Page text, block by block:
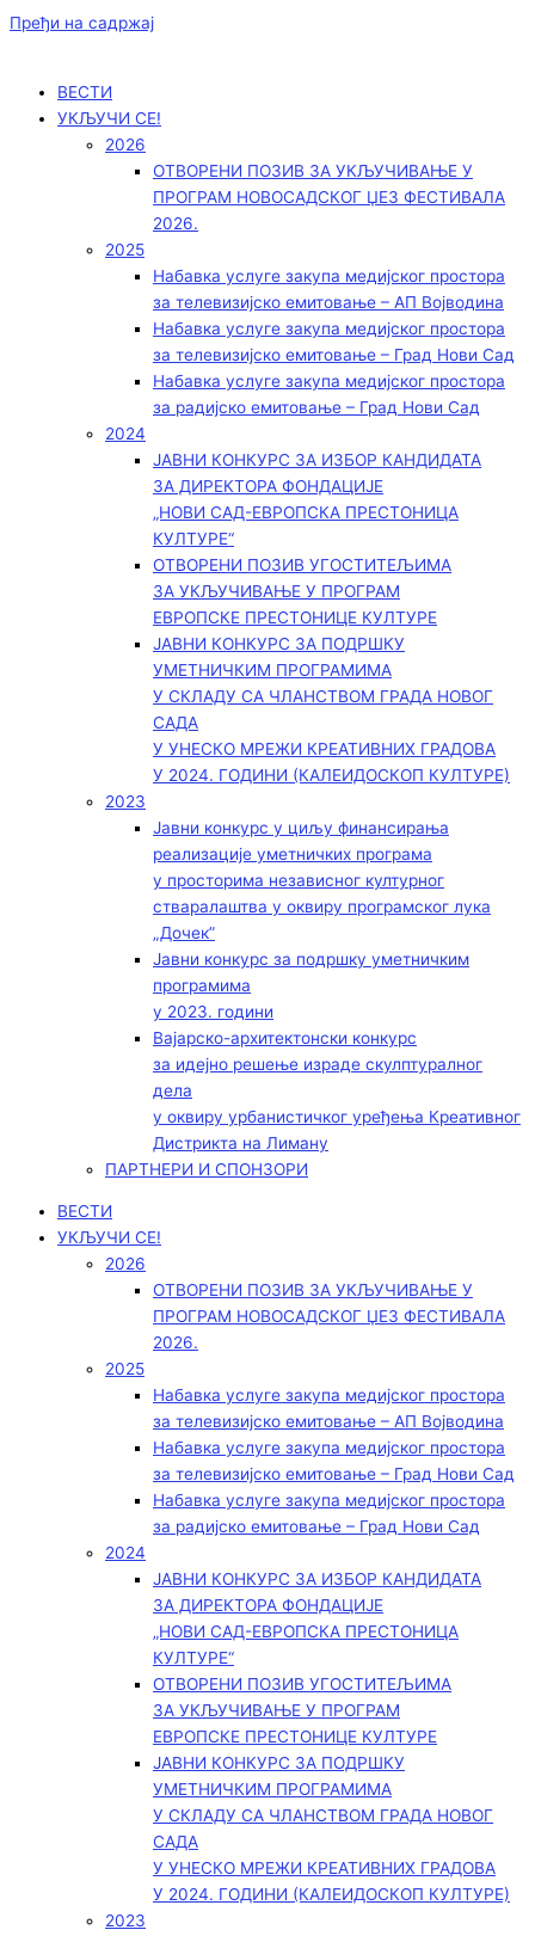
Пређи на садржај
ВЕСТИ
УКЉУЧИ СЕ!
2026
ОТВОРЕНИ ПОЗИВ ЗА УКЉУЧИВАЊЕ У
ПРОГРАМ НОВОСАДСКОГ ЏЕЗ ФЕСТИВАЛА
2026.
2025
Набавка услуге закупа медијског простора
за телевизијско емитовање – АП Војводинa
Набавка услуге закупа медијског простора
за телевизијско емитовање – Град Нови Сад
Набавка услуге закупа медијског простора
за радијско емитовање – Град Нови Сад
2024
ЈАВНИ КОНКУРС ЗА ИЗБОР КАНДИДАТА
ЗА ДИРЕКТОРА ФОНДАЦИЈЕ
„НОВИ САД-ЕВРОПСКА ПРЕСТОНИЦА
КУЛТУРЕ“
ОТВОРЕНИ ПОЗИВ УГОСТИТЕЉИМА
ЗА УКЉУЧИВАЊЕ У ПРОГРАМ
ЕВРОПСКЕ ПРЕСТОНИЦЕ КУЛТУРЕ
ЈАВНИ КОНКУРС ЗА ПОДРШКУ
УМЕТНИЧКИМ ПРОГРАМИМА
У СКЛАДУ СА ЧЛАНСТВОМ ГРАДА НОВОГ
САДА
У УНЕСКО МРЕЖИ КРЕАТИВНИХ ГРАДОВА
У 2024. ГОДИНИ (КАЛЕИДОСКОП КУЛТУРЕ)
2023
Јавни конкурс у циљу финансирања
реализације уметничких програма
у просторима независног културног
стваралаштва у оквиру програмског лука
„Дочек”
Јавни конкурс за подршку уметничким
програмима
у 2023. години
Вајарско-архитектонски конкурс
за идејно решење израде скулптуралног
дела
у оквиру урбанистичког уређења Креативног
Дистрикта на Лиману
ПАРТНЕРИ И СПОНЗОРИ
ВЕСТИ
УКЉУЧИ СЕ!
2026
ОТВОРЕНИ ПОЗИВ ЗА УКЉУЧИВАЊЕ У
ПРОГРАМ НОВОСАДСКОГ ЏЕЗ ФЕСТИВАЛА
2026.
2025
Набавка услуге закупа медијског простора
за телевизијско емитовање – АП Војводинa
Набавка услуге закупа медијског простора
за телевизијско емитовање – Град Нови Сад
Набавка услуге закупа медијског простора
за радијско емитовање – Град Нови Сад
2024
ЈАВНИ КОНКУРС ЗА ИЗБОР КАНДИДАТА
ЗА ДИРЕКТОРА ФОНДАЦИЈЕ
„НОВИ САД-ЕВРОПСКА ПРЕСТОНИЦА
КУЛТУРЕ“
ОТВОРЕНИ ПОЗИВ УГОСТИТЕЉИМА
ЗА УКЉУЧИВАЊЕ У ПРОГРАМ
ЕВРОПСКЕ ПРЕСТОНИЦЕ КУЛТУРЕ
ЈАВНИ КОНКУРС ЗА ПОДРШКУ
УМЕТНИЧКИМ ПРОГРАМИМА
У СКЛАДУ СА ЧЛАНСТВОМ ГРАДА НОВОГ
САДА
У УНЕСКО МРЕЖИ КРЕАТИВНИХ ГРАДОВА
У 2024. ГОДИНИ (КАЛЕИДОСКОП КУЛТУРЕ)
2023